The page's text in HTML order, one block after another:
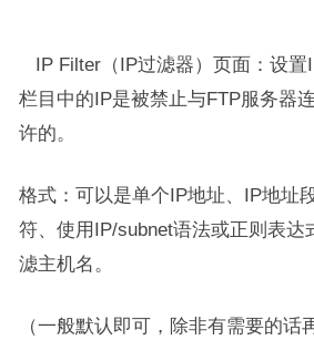
IP Filter（IP过滤器）页面：设置
栏目中的IP是被禁止与FTP服务器
许的。
格式：可以是单个IP地址、IP地址
符、使用IP/subnet语法或正则表达
滤主机名。
（一般默认即可，除非有需要的话